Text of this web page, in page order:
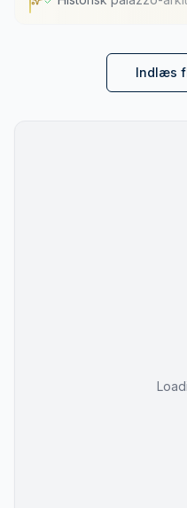
Central beliggenhed
Underjordisk termalspa
Indlæs